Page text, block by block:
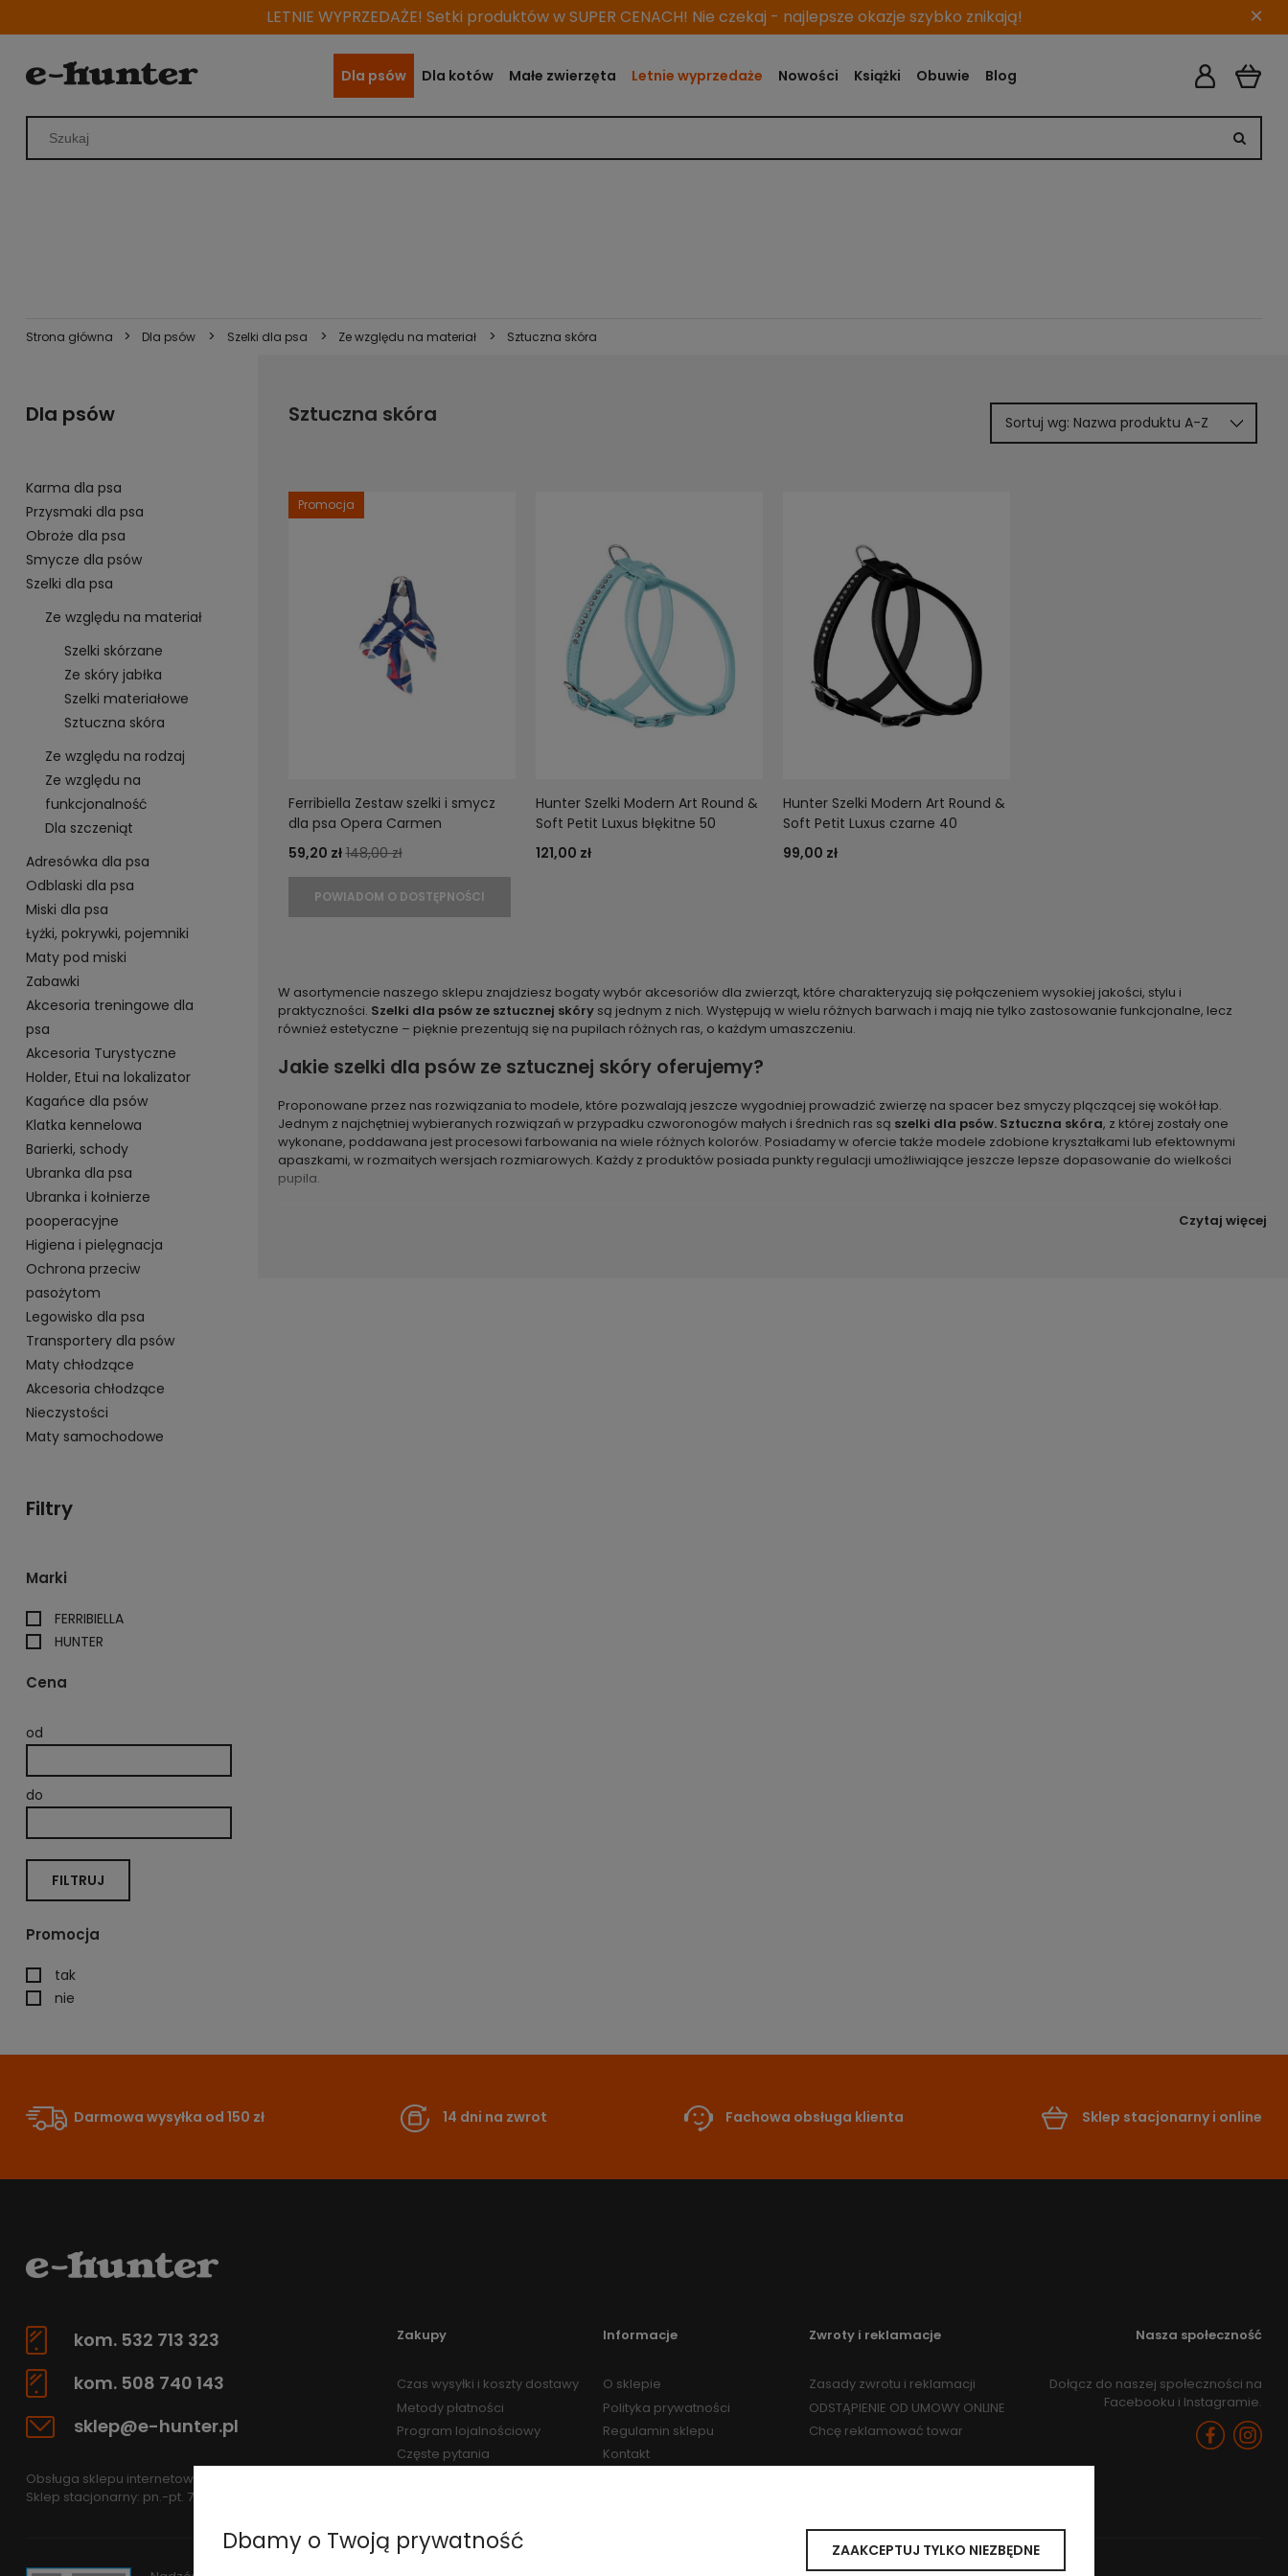
LETNIE WYPRZEDAŻE! Setki produktów w SUPER CENACH! Nie czekaj - najlepsze okazje szybko znikają! ×
Dla psów Dla kotów Małe zwierzęta Letnie wyprzedaże Nowości Książki Obuwie Blog
Strona główna > Dla psów > Szelki dla psa > Ze względu na materiał > Sztuczna skóra
Dla psów
Karma dla psa
Przysmaki dla psa
Obroże dla psa
Smycze dla psów
Szelki dla psa
Ze względu na materiał
Szelki skórzane
Ze skóry jabłka
Szelki materiałowe
Sztuczna skóra
Ze względu na rodzaj
Ze względu na
funkcjonalność
Dla szczeniąt
Adresówka dla psa
Odblaski dla psa
Miski dla psa
Łyżki, pokrywki, pojemniki
Maty pod miski
Zabawki
Akcesoria treningowe dla
psa
Akcesoria Turystyczne
Holder, Etui na lokalizator
Kagańce dla psów
Klatka kennelowa
Barierki, schody
Ubranka dla psa
Ubranka i kołnierze
pooperacyjne
Higiena i pielęgnacja
Ochrona przeciw
pasożytom
Legowisko dla psa
Transportery dla psów
Maty chłodzące
Akcesoria chłodzące
Nieczystości
Maty samochodowe
Filtry
Marki
FERRIBIELLA
HUNTER
Cena
od
do
FILTRUJ
Promocja
tak
nie
Sztuczna skóra Sortuj wg:Nazwa produktu A-Z
Ferribiella Zestaw szelki i smycz
dla psa Opera Carmen
59,20 zł 148,00 zł
POWIADOM O DOSTĘPNOŚCI
Promocja
Hunter Szelki Modern Art Round &
Soft Petit Luxus błękitne 50
121,00 zł
Hunter Szelki Modern Art Round &
Soft Petit Luxus czarne 40
99,00 zł
W asortymencie naszego sklepu znajdziesz bogaty wybór akcesoriów dla zwierząt, które charakteryzują się połączeniem wysokiej jakości, stylu i
praktyczności. Szelki dla psów ze sztucznej skóry są jednym z nich. Występują w wielu różnych barwach i mają nie tylko zastosowanie funkcjonalne, lecz
również estetyczne – pięknie prezentują się na pupilach różnych ras, o każdym umaszczeniu.
Jakie szelki dla psów ze sztucznej skóry oferujemy?
Proponowane przez nas rozwiązania to modele, które pozwalają jeszcze wygodniej prowadzić zwierzę na spacer bez smyczy plączącej się wokół łap.
Jednym z najchętniej wybieranych rozwiązań w przypadku czworonogów małych i średnich ras są szelki dla psów. Sztuczna skóra, z której zostały one
wykonane, poddawana jest procesowi farbowania na wiele różnych kolorów. Posiadamy w ofercie także modele zdobione kryształkami lub efektownymi
apaszkami, w rozmaitych wersjach rozmiarowych. Każdy z produktów posiada punkty regulacji umożliwiające jeszcze lepsze dopasowanie do wielkości
pupila.
Czytaj więcej
Darmowa wysyłka od 150 zł 14 dni na zwrot Fachowa obsługa klienta Sklep stacjonarny i online
kom. 532 713 323
kom. 508 740 143
sklep@e-hunter.pl
Obsługa sklepu internetowego: pn.-pt 7.30-15.30
Sklep stacjonarny: pn.-pt. 7.30-15.30
Zakupy
Czas wysyłki i koszty dostawy
Metody płatności
Program lojalnościowy
Częste pytania
Informacje
O sklepie
Polityka prywatności
Regulamin sklepu
Kontakt
Zwroty i reklamacje
Zasady zwrotu i reklamacji
ODSTĄPIENIE OD UMOWY ONLINE
Chcę reklamować towar
Nasza społeczność
Dołącz do naszej społeczności na
Facebooku i Instagramie.
Dbamy o Twoją prywatność ZAAKCEPTUJ TYLKO NIEZBĘDNE